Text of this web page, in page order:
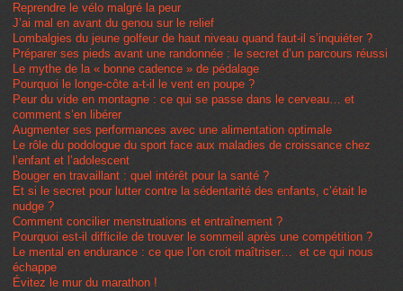
Reprendre le vélo malgré la peur
J’ai mal en avant du genou sur le relief
Lombalgies du jeune golfeur de haut niveau quand faut-il s’inquiéter ?
Préparer ses pieds avant une randonnée : le secret d’un parcours réussi
Le mythe de la « bonne cadence » de pédalage
Pourquoi le longe-côte a-t-il le vent en poupe ?
Peur du vide en montagne : ce qui se passe dans le cerveau… et
comment s’en libérer
Augmenter ses performances avec une alimentation optimale
Le rôle du podologue du sport face aux maladies de croissance chez
l’enfant et l’adolescent
Bouger en travaillant : quel intérêt pour la santé ?
Et si le secret pour lutter contre la sédentarité des enfants, c’était le
nudge ?
Comment concilier menstruations et entraînement ?
Pourquoi est-il difficile de trouver le sommeil après une compétition ?
Le mental en endurance : ce que l’on croit maîtriser… et ce qui nous
échappe
Évitez le mur du marathon !